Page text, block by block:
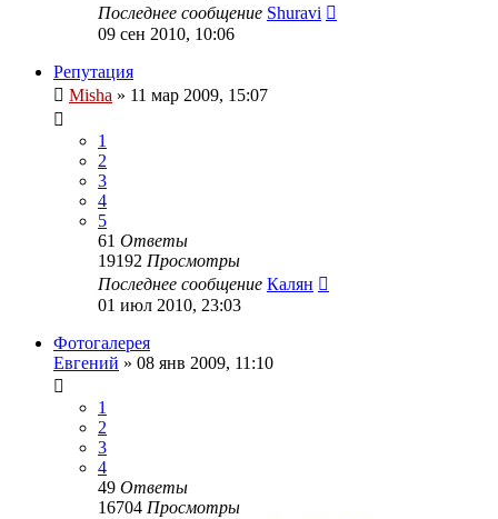
Последнее сообщение Shuravi
09 сен 2010, 10:06
Репутация
Misha » 11 мар 2009, 15:07
1
2
3
4
5
61 Ответы
19192 Просмотры
Последнее сообщение Калян
01 июл 2010, 23:03
Фотогалерея
Евгений » 08 янв 2009, 11:10
1
2
3
4
49 Ответы
16704 Просмотры